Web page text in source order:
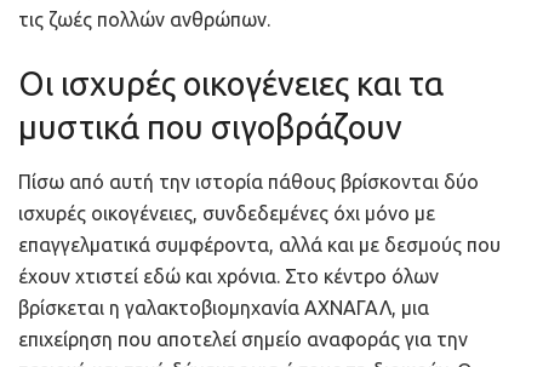
τις ζωές πολλών ανθρώπων.
Οι ισχυρές οικογένειες και τα
μυστικά που σιγοβράζουν
Πίσω από αυτή την ιστορία πάθους βρίσκονται δύο
ισχυρές οικογένειες, συνδεδεμένες όχι μόνο με
επαγγελματικά συμφέροντα, αλλά και με δεσμούς που
έχουν χτιστεί εδώ και χρόνια. Στο κέντρο όλων
βρίσκεται η γαλακτοβιομηχανία ΑΧΝΑΓΑΛ, μια
επιχείρηση που αποτελεί σημείο αναφοράς για την